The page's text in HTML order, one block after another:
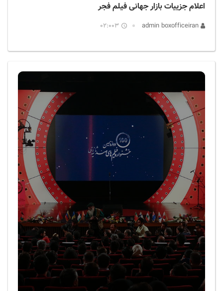
اعلام جزییات بازار جهانی فیلم فجر
02:003